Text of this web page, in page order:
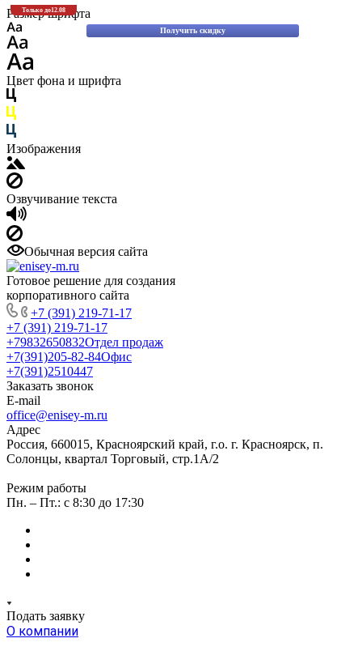
Только до12.08
Получить скидку
Размер шрифта
Цвет фона и шрифта
Изображения
Озвучивание текста
Обычная версия сайта
Готовое решение для создания
корпоративного сайта
+7 (391) 219-71-17
+7 (391) 219-71-17
+79832650832Отдел продаж
+7(391)205-82-84Офис
+7(391)2510447
Заказать звонок
E-mail
office@enisey-m.ru
Адрес
Россия, 660015, Красноярский край, г.о. г. Красноярск, п.
Солонцы, квартал Торговый, стр.1А/2
Режим работы
Пн. – Пт.: c 8:30 до 17:30
Подать заявку
О компании